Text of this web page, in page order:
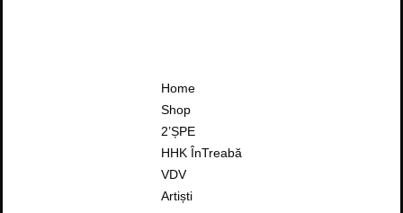
Home
Shop
2’ȘPE
HHK ÎnTreabă
VDV
Artiști